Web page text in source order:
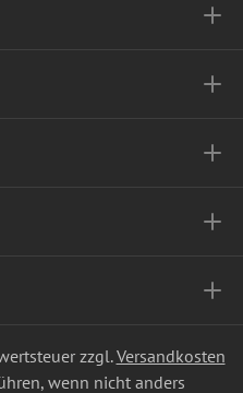
zzgl.Versandkosten
wenn nicht anders